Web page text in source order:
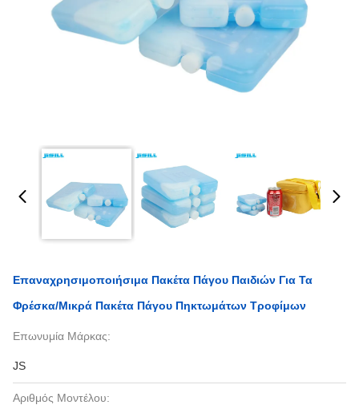
Επαναχρησιμοποιήσιμα Πακέτα Πάγου Παιδιών Για Τα
Φρέσκα/μικρά Πακέτα Πάγου Πηκτωμάτων Τροφίμων
Επωνυμία Μάρκας:
JS
Αριθμός Μοντέλου: